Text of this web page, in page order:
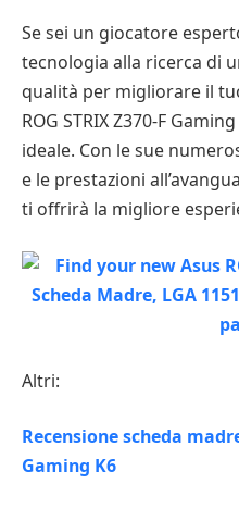
Se sei un giocatore
tecnologia alla ricerca di
qualità per migliorare il
ROG STRIX Z370-F
ideale. Con le sue
e le prestazioni
ti offrirà la migliore
Altri:
Recensione scheda
Gaming K6